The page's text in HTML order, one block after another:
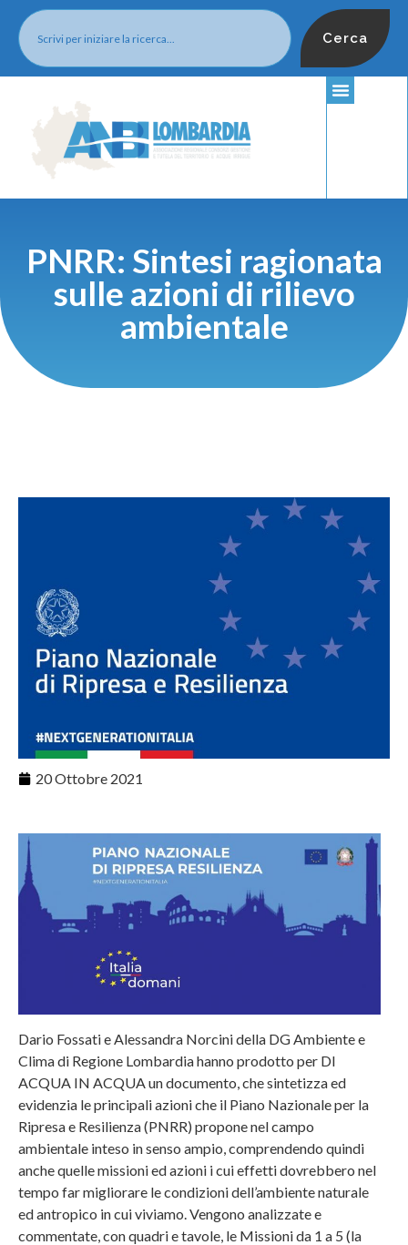
Cerca
PNRR: Sintesi ragionata
sulle azioni di rilievo
ambientale
20 Ottobre 2021
Dario Fossati e Alessandra Norcini della DG Ambiente e
Clima di Regione Lombardia hanno prodotto per DI
ACQUA IN ACQUA un documento, che sintetizza ed
evidenzia le principali azioni che il Piano Nazionale per la
Ripresa e Resilienza (PNRR) propone nel campo
ambientale inteso in senso ampio, comprendendo quindi
anche quelle missioni ed azioni i cui effetti dovrebbero nel
tempo far migliorare le condizioni dell’ambiente naturale
ed antropico in cui viviamo. Vengono analizzate e
commentate, con quadri e tavole, le Missioni da 1 a 5 (la